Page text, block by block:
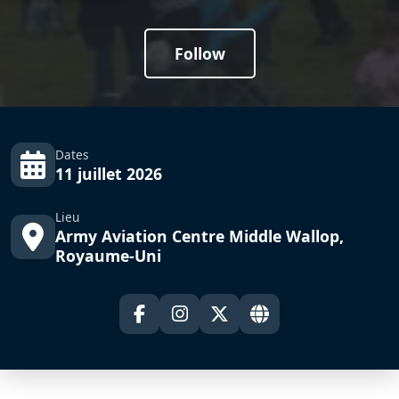
Follow
Dates
11 juillet 2026
Lieu
Army Aviation Centre Middle Wallop,
Royaume-Uni